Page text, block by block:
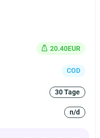
20.40EUR
COD
30 Tage
n/d